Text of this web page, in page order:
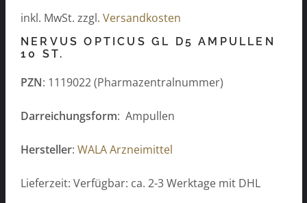
inkl. MwSt. zzgl. Versandkosten
NERVUS OPTICUS GL D5 AMPULLEN
10 ST.
PZN: 1119022 (Pharmazentralnummer)
Darreichungsform: Ampullen
Hersteller: WALA Arzneimittel
Lieferzeit: Verfügbar: ca. 2-3 Werktage mit DHL